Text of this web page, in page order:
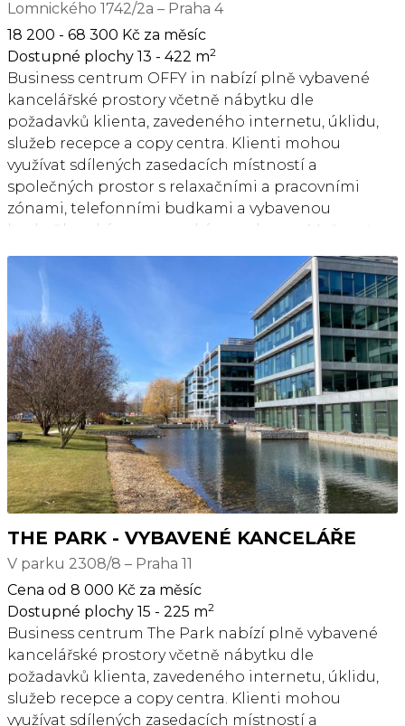
prosím kontaktujte.
Lomnického 1742/2a – Praha 4
18 200 - 68 300 Kč za měsíc
Dostupné plochy 13 - 422 m2
Business centrum OFFY in nabízí plně vybavené
kancelářské prostory včetně nábytku dle
požadavků klienta, zavedeného internetu, úklidu,
služeb recepce a copy centra. Klienti mohou
využívat sdílených zasedacích místností a
společných prostor s relaxačními a pracovními
zónami, telefonními budkami a vybavenou
kuchyňku s kávovarem a kávou zdarma. Možnost
kolárna se sprchami a locker roomy. Výborná
dopravní dostupnost MHD je zajištěna
bezprostřední blízkostí metra C - Pražského
povstání a Vyšehrad, stejně tak jako množstvím
tramvajových a autobusových spojů. Strategická
poloha rovněž nabízí skvělou dostupnost
automobilem, ať už do centra města, nebo na
dálnici D1, D8 a D11. Okolí budovy poskytuje plnou
občanskou vybavenost včetně mnoha kaváren,
restaurací a dalších služeb. Parking je možný v
podzemních garážích nebo v parkovacím domě za
budovou. Pronájem pro jednotlivce i pro
společnosti s více zaměstnanci. Měsíční členství pro
1 os. 6000 Kč, 10-denní členství 3500 Kč. Pro aktuální
nabídku nebo pro větší prostory nás prosím
kontaktujte.
THE PARK - VYBAVENÉ KANCELÁŘE
V parku 2308/8 – Praha 11
Cena od 8 000 Kč za měsíc
Dostupné plochy 15 - 225 m2
Business centrum The Park nabízí plně vybavené
kancelářské prostory včetně nábytku dle
požadavků klienta, zavedeného internetu, úklidu,
služeb recepce a copy centra. Klienti mohou
využívat sdílených zasedacích místností a